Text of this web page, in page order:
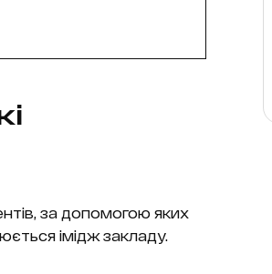
за допомогою яких
імідж закладу.